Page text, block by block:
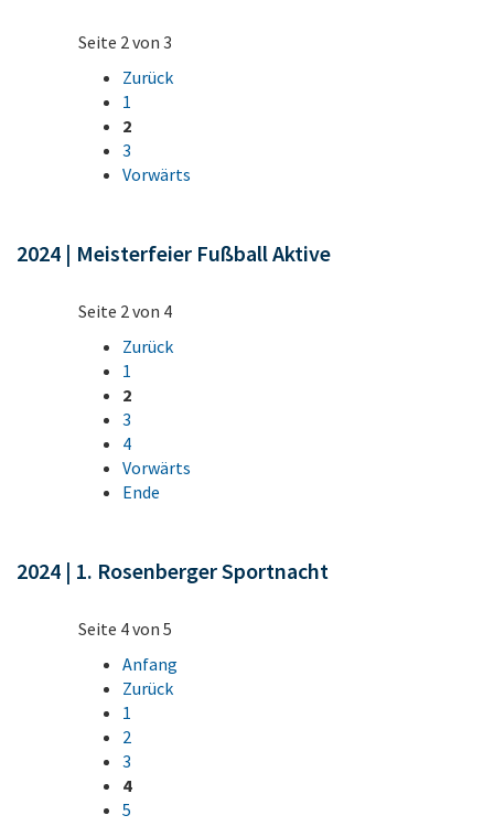
Seite 2 von 3
Zurück
1
2
3
Vorwärts
2024 | Meisterfeier Fußball Aktive
Seite 2 von 4
Zurück
1
2
3
4
Vorwärts
Ende
2024 | 1. Rosenberger Sportnacht
Seite 4 von 5
Anfang
Zurück
1
2
3
4
5